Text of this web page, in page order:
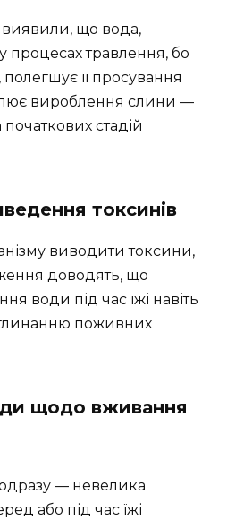
виявили, що вода,
процесах травлення, бо
її просування
вироблення слини —
стадій
токсинів
виводити токсини,
доводять, що
води під час їжі навіть
поживних
щодо вживання
— невелика
або під час їжі